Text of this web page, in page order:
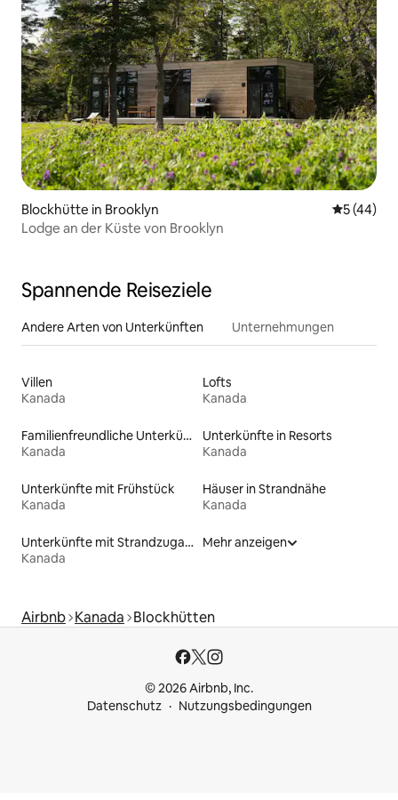
Blockhütte in Brooklyn
5 (44)
Lodge an der Küste von Brooklyn
Spannende Reiseziele
Andere Arten von Unterkünften Unternehmungen
Villen
Kanada
Lofts
Kanada
Familienfreundliche Unterkünfte
Kanada
Unterkünfte in Resorts
Kanada
Unterkünfte mit Frühstück
Kanada
Häuser in Strandnähe
Kanada
Unterkünfte mit Strandzugang
Kanada
Mehr anzeigen
Airbnb Kanada Blockhütten
© 2026 Airbnb, Inc.
Datenschutz
Nutzungsbedingungen